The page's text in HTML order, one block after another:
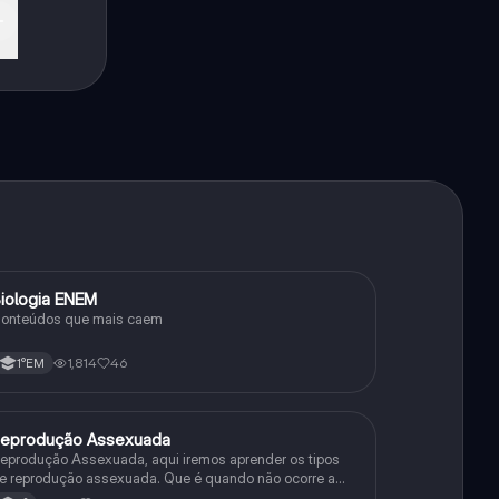
CiênciaENEM
que mais caem
1°EM 1,814 46
Ciência Assexuada
Assexuada, aqui iremos aprender os tipos
reprodução assexuada. Que é quando não ocorre a